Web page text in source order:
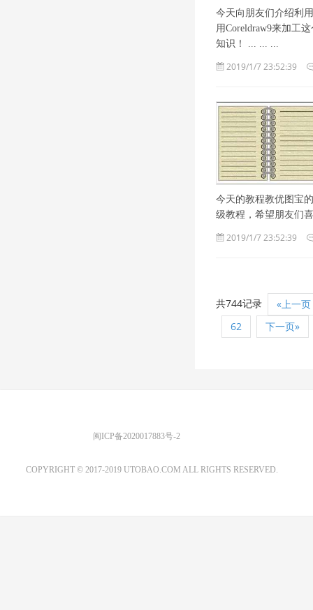
今天向朋友们介绍利
用Coreldraw9来加工
知识！ ... ... ...
2019/1/7 23:52:39
今天的教程教优图宝
级教程，希望朋友们
2019/1/7 23:52:39
共744记录
«上一页
62
下一页»
闽ICP备2020017883号-2
COPYRIGHT © 2017-2019 UTOBAO.COM ALL RIGHTS RESERVED.